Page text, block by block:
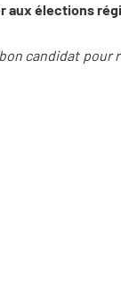
aux élections
candidat